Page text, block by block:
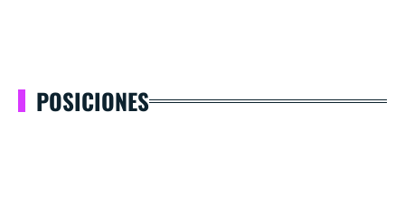
POSICIONES